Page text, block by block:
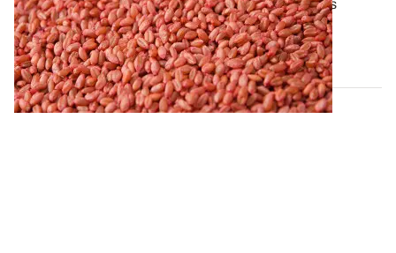
Pour obtenir un peuplement par hectare optimal, les
semences certifiées répondent à des...
05 SEPT. 2024